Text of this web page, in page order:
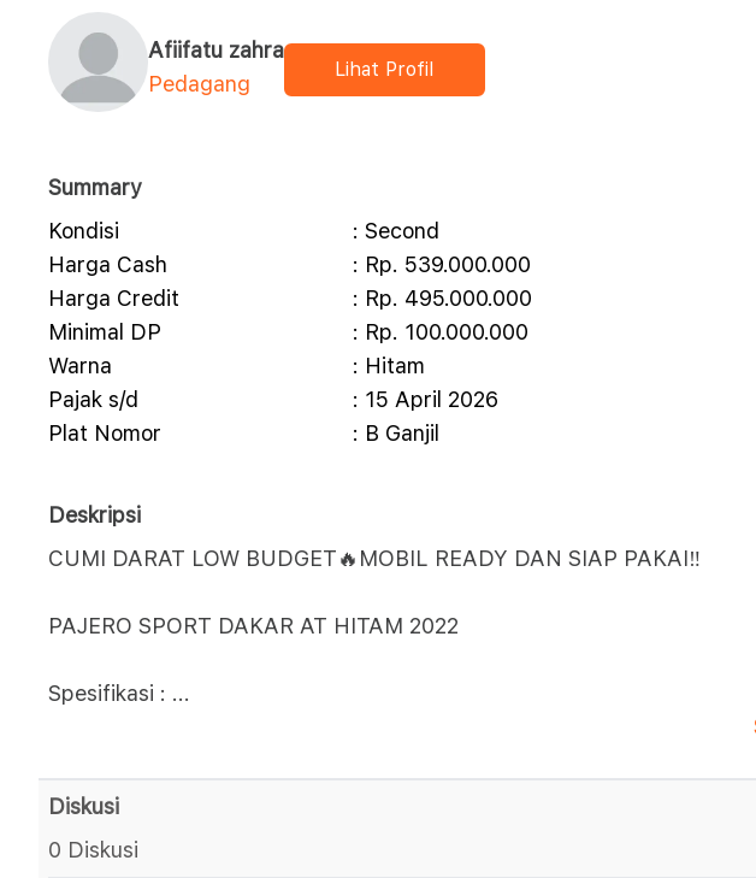
Afiifatu zahra
Pedagang
Lihat Profil
Summary
Kondisi
: Second
Harga Cash
: Rp. 539.000.000
Harga Credit
: Rp. 495.000.000
Minimal DP
: Rp. 100.000.000
Warna
: Hitam
Pajak s/d
: 15 April 2026
Plat Nomor
: B Ganjil
Deskripsi
CUMI DARAT LOW BUDGET🔥MOBIL READY DAN SIAP PAKAI‼️
PAJERO SPORT DAKAR AT HITAM 2022
Spesifikasi : ...
Diskusi
0 Diskusi